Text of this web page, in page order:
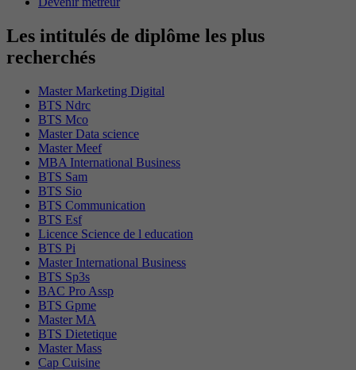
Les intitulés de diplôme les plus
recherchés
Master Marketing Digital
BTS Ndrc
BTS Mco
Master Data science
Master Meef
MBA International Business
BTS Sam
BTS Sio
BTS Communication
BTS Esf
Licence Science de l education
BTS Pi
Master International Business
BTS Sp3s
BAC Pro Assp
BTS Gpme
Master MA
BTS Dietetique
Master Mass
Cap Cuisine